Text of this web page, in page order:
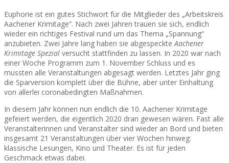
Euphorie ist ein gutes Stichwort für die Mitglieder des „Arbeitskreis
Aachener Krimitage“. Nach zwei Jahren trauen sie sich, endlich
wieder ein richtiges Festival rund um das Thema „Spannung“
anzubieten. Zwei Jahre lang haben sie abgespeckteAachener
Krimitage Spezial versucht stattfinden zu lassen. In 2020 war nach
einer Woche Programm zum 1. November Schluss und es
mussten alle Veranstaltungen abgesagt werden. Letztes Jahr ging
die Sparversion komplett über die Bühne, aber unter Einhaltung
von allerlei coronabedingten Maßnahmen.
In diesem Jahr können nun endlich die 10. Aachener Krimitage
gefeiert werden, die eigentlich 2020 dran gewesen wären. Fast alle
Veranstalterinnen und Veranstalter sind wieder an Bord und bieten
insgesamt 21 Veranstaltungen über vier Wochen hinweg:
klassische Lesungen, Kino und Theater. Es ist für jeden
Geschmack etwas dabei.